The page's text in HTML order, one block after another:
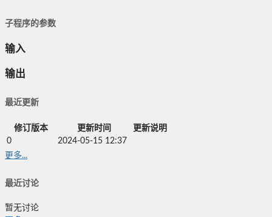
子程序的参数
输入
输出
最近更新
修订版本 更新时间
更新说明
0
2024-05-15 12:37
更多...
最近讨论
暂无讨论